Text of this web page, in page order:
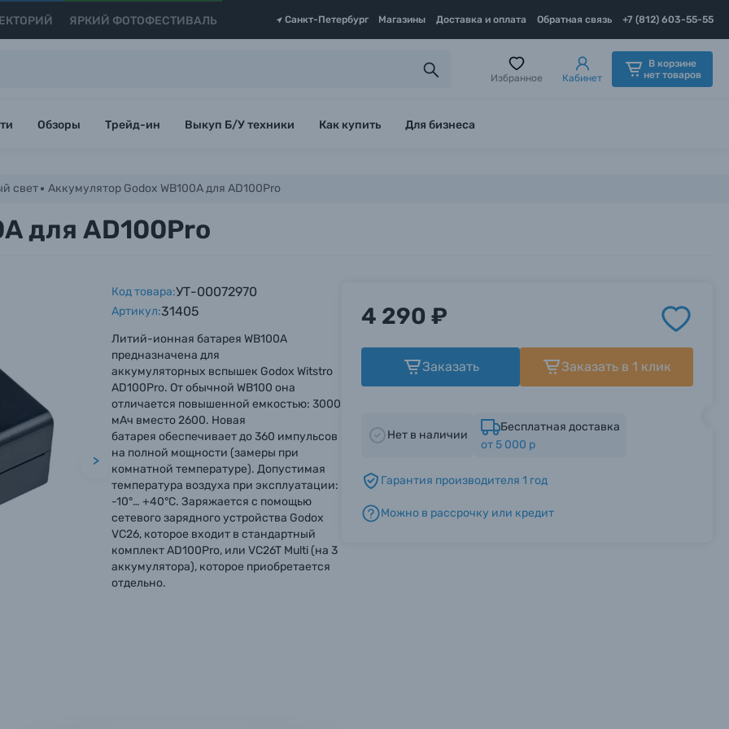
ЯРКИЙ ФОТОФЕСТИВАЛЬ Санкт-Петербург Магазины Доставка и оплата Обратная связь +7 (812) 603-55-55
Избранное Кабинет
В корзине
нет товаров
Обзоры Трейд-ин Выкуп Б/У техники Как купить Для бизнеса
свет Аккумулятор Godox WB100A для AD100Pro
для AD100Pro
>
Код товара:УТ-00072970
Артикул:31405
Литий-ионная батарея WB100A
предназначена для
аккумуляторных вспышек Godox Witstro
AD100Pro. От обычной WB100 она
отличается повышенной емкостью: 3000
мАч вместо 2600. Новая
батарея обеспечивает до 360 импульсов
на полной мощности (замеры при
комнатной температуре). Допустимая
температура воздуха при эксплуатации:
-10°… +40°С. Заряжается с помощью
сетевого зарядного устройства Godox
VC26, которое входит в стандартный
комплект AD100Pro, или VC26T Multi (на 3
аккумулятора), которое приобретается
отдельно.
4 290 ₽
Заказать Заказать в 1 клик
Нет в наличии
Бесплатная доставка
от 5 000 р
Гарантия производителя 1 год
Можно в рассрочку или кредит